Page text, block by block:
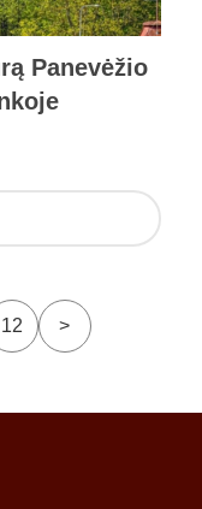
Panevėžio
12 >